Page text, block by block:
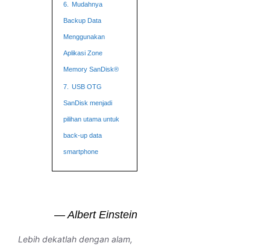
6. Mudahnya
Backup Data
Menggunakan
Aplikasi Zone
Memory SanDisk®
7. USB OTG
SanDisk menjadi
pilihan utama untuk
back-up data
smartphone
— Albert Einstein
Lebih dekatlah dengan alam,